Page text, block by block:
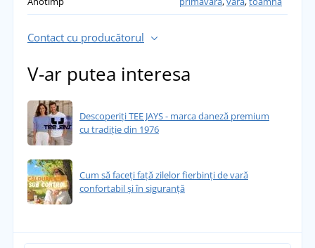
Contact cu producătorul
V-ar putea interesa
Descoperiți TEE JAYS - marca daneză premium
cu tradiție din 1976
Cum să faceți față zilelor fierbinți de vară
confortabil și în siguranță